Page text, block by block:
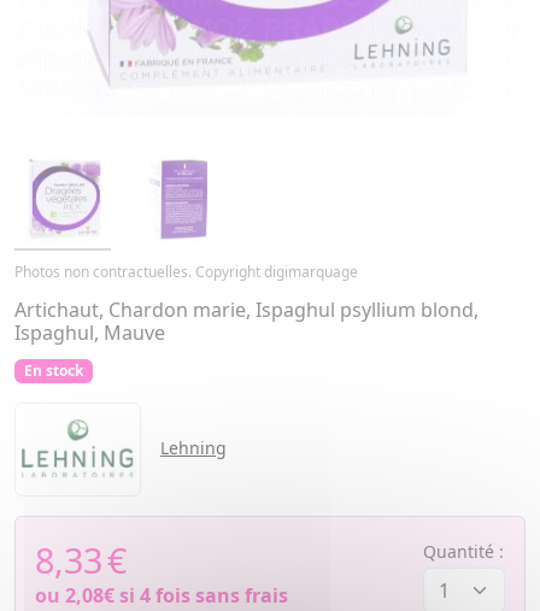
Photos non contractuelles. Copyright digimarquage
Artichaut, Chardon marie, Ispaghul psyllium blond,
Ispaghul, Mauve
En stock
Lehning
8,33€
ou 2,08€si 4 fois sans frais
Quantité :